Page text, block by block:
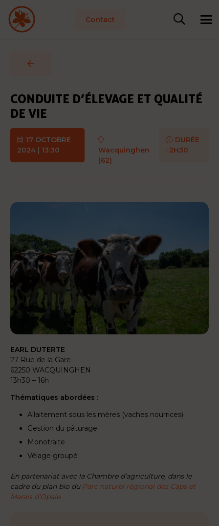
Contact
CONDUITE D’ÉLEVAGE ET QUALITÉ
DE VIE
17 OCTOBRE
2024 | 13:30
Wacquinghen
(62)
DURÉE
: 2H30
EARL DUTERTE
27 Rue de la Gare
62250 WACQUINGHEN
13h30 – 16h
Thématiques abordées :
Allaitement sous les mères (vaches nourrices)
Gestion du pâturage
Monotraite
Vêlage groupé
En partenariat avec la Chambre d’agriculture, dans le
cadre du plan bio du Parc naturel régional des Caps et
Marais d’Opale.